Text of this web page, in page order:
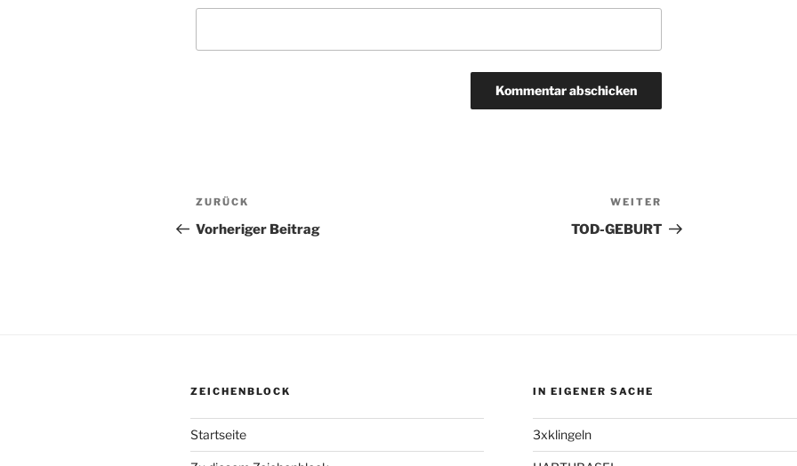
Beitragsnavigation
Vorheriger
Beitrag
ZURÜCK
Vorheriger Beitrag
Beitrag
WEITER
TOD-GEBURT
ZEICHENBLOCK
Startseite
IN EIGENER SACHE
3xklingeln